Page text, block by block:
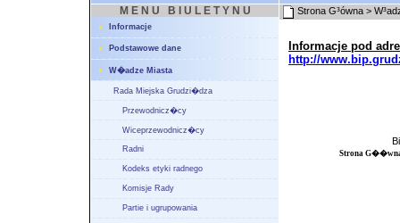
M E N U B I U L E T Y N U
Informacje
Podstawowe dane
W�adze Miasta
Rada Miejska Grudzi�dza
Przewodnicz�cy
Wiceprzewodnicz�cy
Radni
Kodeks etyki radnego
Komisje Rady
Partie i ugrupowania
Strona G³ówna >
Informacje pod
http://
Strona